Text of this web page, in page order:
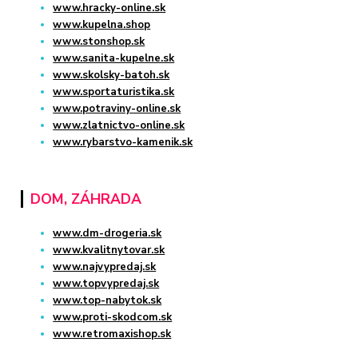
www.hracky-online.sk
www.kupelna.shop
www.stonshop.sk
www.sanita-kupelne.sk
www.skolsky-batoh.sk
www.sportaturistika.sk
www.potraviny-online.sk
www.zlatnictvo-online.sk
www.rybarstvo-kamenik.sk
DOM, ZÁHRADA
www.dm-drogeria.sk
www.kvalitnytovar.sk
www.najvypredaj.sk
www.topvypredaj.sk
www.top-nabytok.sk
www.proti-skodcom.sk
www.retromaxishop.sk